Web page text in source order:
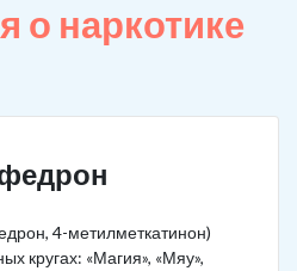
наркотике
4-метилметкатинон)
кругах: «Магия», «Мяу»,